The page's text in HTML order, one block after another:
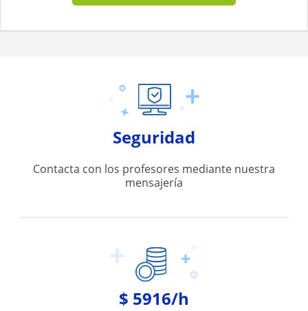
Seguridad
Contacta con los profesores mediante nuestra
mensajería
$ 5916/h